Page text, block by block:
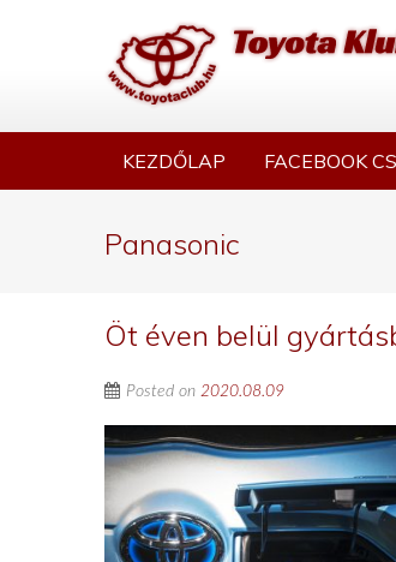
KEZDŐLAP FACEBOOK
Panasonic
Öt éven belül
Posted on 2020.08.09